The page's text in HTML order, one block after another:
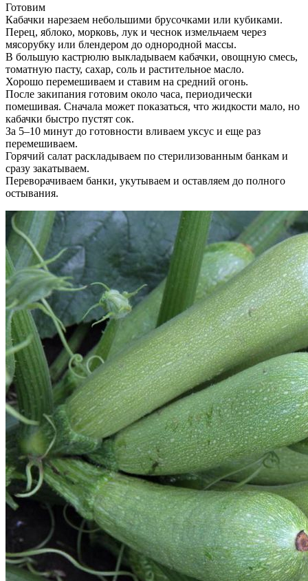
Готовим
Кабачки нарезаем небольшими брусочками или кубиками.
Перец, яблоко, морковь, лук и чеснок измельчаем через
мясорубку или блендером до однородной массы.
В большую кастрюлю выкладываем кабачки, овощную смесь,
томатную пасту, сахар, соль и растительное масло.
Хорошо перемешиваем и ставим на средний огонь.
После закипания готовим около часа, периодически
помешивая. Сначала может показаться, что жидкости мало, но
кабачки быстро пустят сок.
За 5–10 минут до готовности вливаем уксус и еще раз
перемешиваем.
Горячий салат раскладываем по стерилизованным банкам и
сразу закатываем.
Переворачиваем банки, укутываем и оставляем до полного
остывания.